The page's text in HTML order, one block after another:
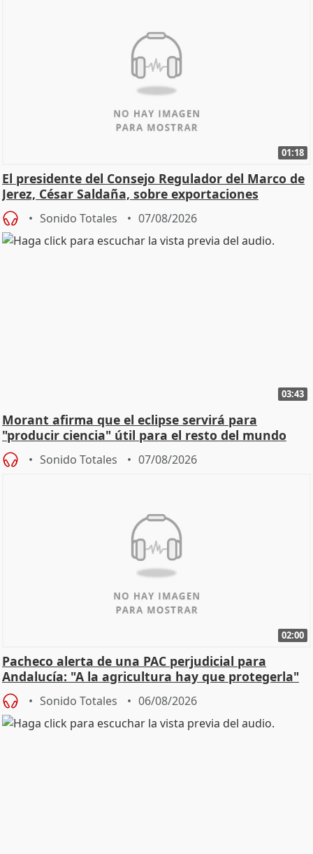
01:18
El presidente del Consejo Regulador del Marco de
Jerez, César Saldaña, sobre exportaciones
Sonido Totales 07/08/2026
03:43
Morant afirma que el eclipse servirá para
"producir ciencia" útil para el resto del mundo
Sonido Totales 07/08/2026
02:00
Pacheco alerta de una PAC perjudicial para
Andalucía: "A la agricultura hay que protegerla"
Sonido Totales 06/08/2026